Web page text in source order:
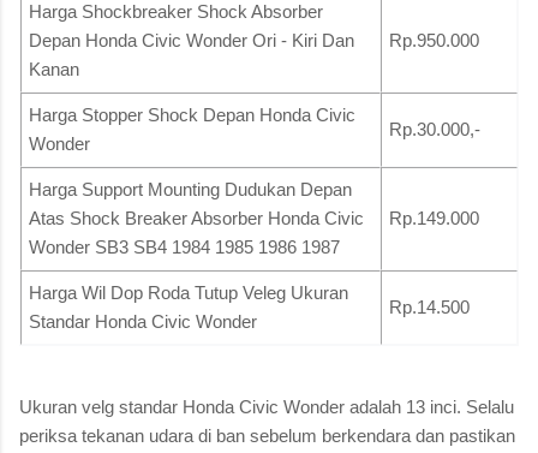
Harga Shockbreaker Shock Absorber
Depan Honda Civic Wonder Ori - Kiri Dan
Kanan
Rp.950.000
Harga Stopper Shock Depan Honda Civic
Wonder
Rp.30.000,-
Harga Support Mounting Dudukan Depan
Atas Shock Breaker Absorber Honda Civic
Wonder SB3 SB4 1984 1985 1986 1987
Rp.149.000
Harga Wil Dop Roda Tutup Veleg Ukuran
Standar Honda Civic Wonder
Rp.14.500
Ukuran velg standar Honda Civic Wonder adalah 13 inci. Selalu
periksa tekanan udara di ban sebelum berkendara dan pastikan